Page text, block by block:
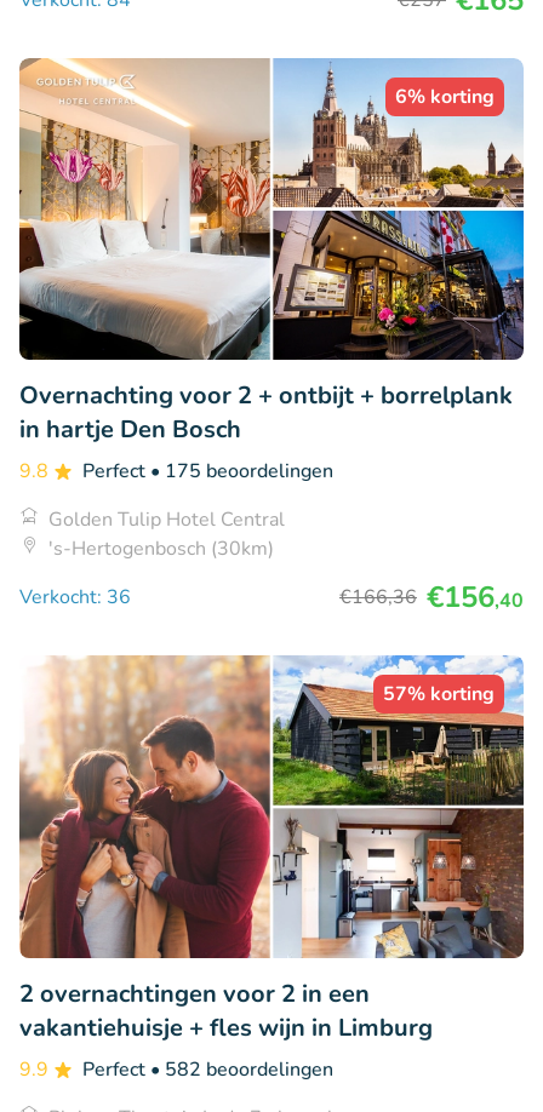
6% korting
Overnachting voor 2 + ontbijt + borrelplank
in hartje Den Bosch
9.8 Perfect • 175 beoordelingen
Golden Tulip Hotel Central
's-Hertogenbosch (30km)
Verkocht: 36
€166,36 €156,40
57% korting
2 overnachtingen voor 2 in een
vakantiehuisje + fles wijn in Limburg
9.9 Perfect • 582 beoordelingen